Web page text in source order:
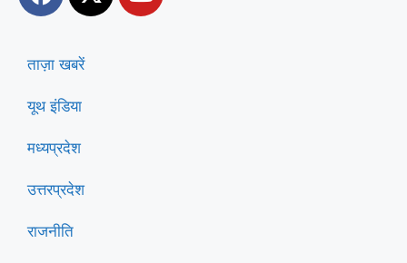
ताज़ा खबरें
यूथ इंडिया
मध्यप्रदेश
उत्तरप्रदेश
राजनीति